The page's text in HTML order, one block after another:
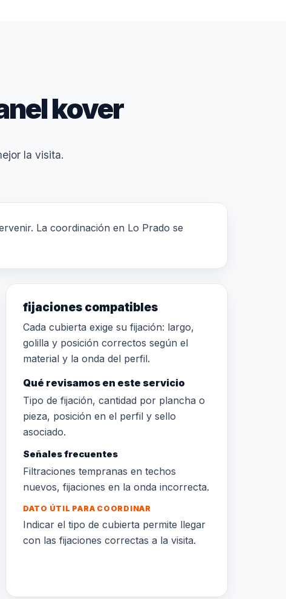
kover
la visita.
La coordinación en Lo Prado se
fijaciones compatibles
Cada cubierta exige su fijación: largo,
golilla y posición correctos según el
material y la onda del perfil.
Qué revisamos en este servicio
Tipo de fijación, cantidad por plancha o
pieza, posición en el perfil y sello
asociado.
Señales frecuentes
Filtraciones tempranas en techos
nuevos, fijaciones en la onda incorrecta.
DATO ÚTIL PARA COORDINAR
Indicar el tipo de cubierta permite llegar
con las fijaciones correctas a la visita.